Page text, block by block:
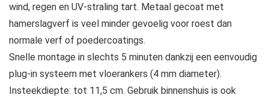
wind, regen en UV-straling tart. Metaal gecoat met
hamerslagverf is veel minder gevoelig voor roest dan
normale verf of poedercoatings.
Snelle montage in slechts 5 minuten dankzij een eenvoudig
plug-in systeem met vloerankers (4 mm diameter).
Insteekdiepte: tot 11,5 cm. Gebruik binnenshuis is ook